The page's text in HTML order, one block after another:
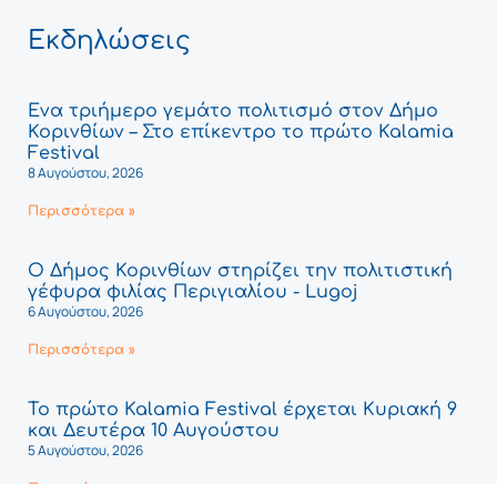
Εκδηλώσεις
Ένα τριήμερο γεμάτο πολιτισμό στον Δήμο
Κορινθίων – Στο επίκεντρο το πρώτο Kalamia
Festival
8 Αυγούστου, 2026
Περισσότερα »
Ο Δήμος Κορινθίων στηρίζει την πολιτιστική
γέφυρα φιλίας Περιγιαλίου - Lugoj
6 Αυγούστου, 2026
Περισσότερα »
Το πρώτο Kalamia Festival έρχεται Κυριακή 9
και Δευτέρα 10 Αυγούστου
5 Αυγούστου, 2026